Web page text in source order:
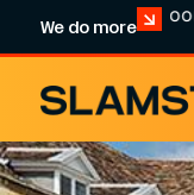
We do more
hier voor een